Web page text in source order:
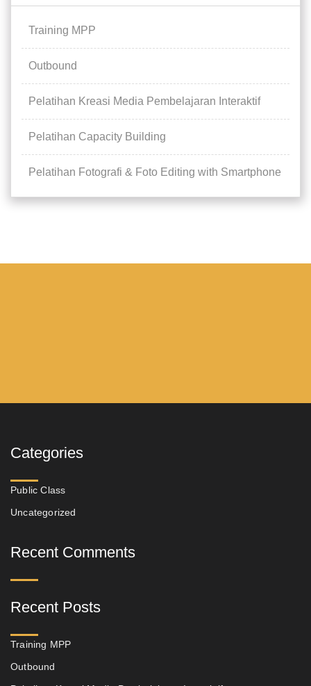
Training MPP
Outbound
Pelatihan Kreasi Media Pembelajaran Interaktif
Pelatihan Capacity Building
Pelatihan Fotografi & Foto Editing with Smartphone
Categories
Public Class
Uncategorized
Recent Comments
Recent Posts
Training MPP
Outbound